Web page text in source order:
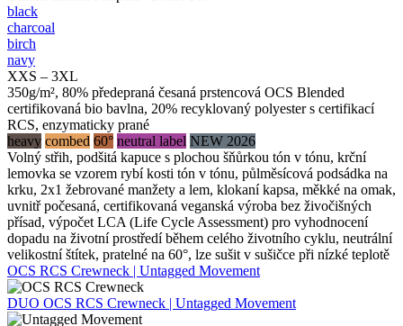
black
charcoal
birch
navy
XXS – 3XL
350g/m², 80% předepraná česaná prstencová OCS Blended
certifikovaná bio bavlna, 20% recyklovaný polyester s certifikací
RCS, enzymaticky prané
heavy combed 60° neutral label NEW 2026
Volný střih, podšitá kapuce s plochou šňůrkou tón v tónu, krční
lemovka se vzorem rybí kosti tón v tónu, půlměsícová podsádka na
krku, 2x1 žebrované manžety a lem, klokaní kapsa, měkké na omak,
uvnitř počesaná, certifikovaná veganská výroba bez živočišných
přísad, výpočet LCA (Life Cycle Assessment) pro vyhodnocení
dopadu na životní prostředí během celého životního cyklu, neutrální
velikostní štítek, pratelné na 60°, lze sušit v sušičce při nízké teplotě
OCS RCS Crewneck | Untagged Movement
DUO OCS RCS Crewneck | Untagged Movement